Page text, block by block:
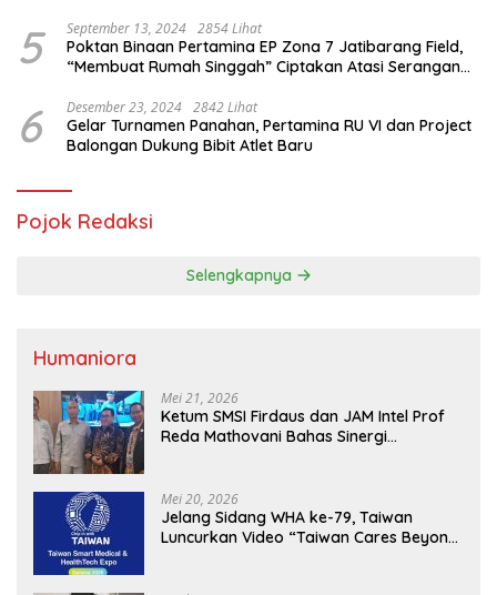
5 September 13, 2024 2854 Lihat
Poktan Binaan Pertamina EP Zona 7 Jatibarang Field,
“Membuat Rumah Singgah” Ciptakan Atasi Serangan
6 Desember 23, 2024 2842 Lihat
Gelar Turnamen Panahan, Pertamina RU VI dan Project
Balongan Dukung Bibit Atlet Baru
Pojok Redaksi
Selengkapnya
Humaniora
Mei 21, 2026
Ketum SMSI Firdaus dan JAM Intel Prof
Reda Mathovani Bahas Sinergi
MBG, Perkuat Pengawasan Program
Pemerintah
Mei 20, 2026
Jelang Sidang WHA ke-79, Taiwan
Luncurkan Video “Taiwan Cares Beyond